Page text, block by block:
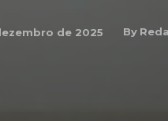
de 2025 By